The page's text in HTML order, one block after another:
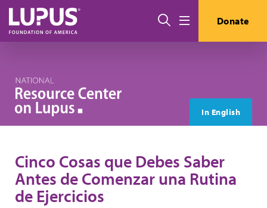
Pasar al contenido principal
Buscar Donate
In English
Cinco Cosas que Debes Saber
Antes de Comenzar una Rutina
de Ejercicios